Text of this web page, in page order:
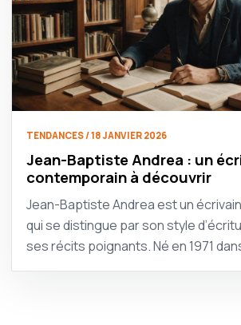
TENDANCES / 18 JANVIER 2026
Jean-Baptiste Andrea : un
contemporain à découvrir
Jean-Baptiste Andrea est un
qui se distingue par son style
ses récits poignants. Né en 1971